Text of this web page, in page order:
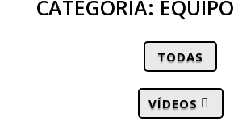
CATEGORÍA: EQUIPO
TODAS
VÍDEOS